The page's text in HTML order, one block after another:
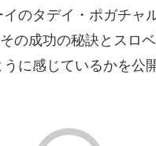
のタデイ・ポガチャ
の成功の秘訣とスロ
に感じているかを公